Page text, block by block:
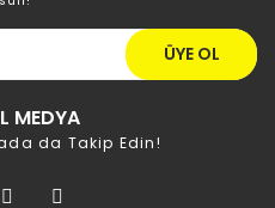
ÜYE OL
MEDYA
da Takip Edin!